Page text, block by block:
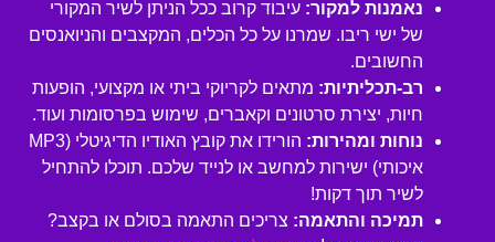
נאמנות למקור: עיבוד קרוב ככל הניתן לשיר המקורי
של ישי ריבו. שמרנו על כל הכלים, המקצבים והניואנסים
החשובים.
רב-תכליתיות: מתאים לקריוקי ביתי או מקצועי, הופעות
חיות, יצירת סרטונים וקאברים, שימוש בפרסומות ועוד.
נוחות ומהירות:
הורידו את קובץ האודיו הדיגיטלי (MP3
איכותי) ישירות למחשב או לנייד שלכם. תוכלו להתחיל
לשיר תוך דקות!
תמיכה והתאמה: צריכים התאמה בסולם או בקצב?